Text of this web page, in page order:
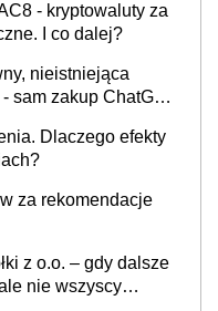
- kryptowaluty za
I co dalej?
nieistniejąca
sam zakup ChatGPT
Dlaczego efekty
za rekomendacje
z o.o. – gdy dalsze
nie wszyscy